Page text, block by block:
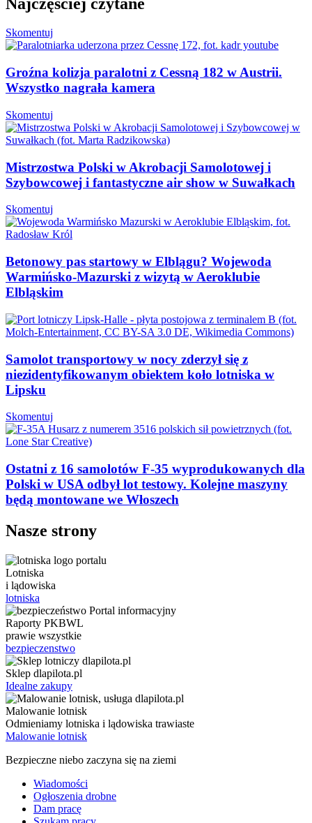
Skomentuj
Groźna kolizja paralotni z Cessną 182 w Austrii.
Wszystko nagrała kamera
Skomentuj
Mistrzostwa Polski w Akrobacji Samolotowej i
Szybowcowej i fantastyczne air show w Suwałkach
Skomentuj
Betonowy pas startowy w Elblągu? Wojewoda
Warmińsko-Mazurski z wizytą w Aeroklubie
Elbląskim
Samolot transportowy w nocy zderzył się z
niezidentyfikowanym obiektem koło lotniska w
Lipsku
Skomentuj
Ostatni z 16 samolotów F-35 wyprodukowanych dla
Polski w USA odbył lot testowy. Kolejne maszyny
będą montowane we Włoszech
Nasze strony
Lotniska
i lądowiska
lotniska
Raporty PKBWL
prawie wszystkie
bezpieczenstwo
Sklep dlapilota.pl
Idealne zakupy
Malowanie lotnisk
Odmieniamy lotniska i lądowiska trawiaste
Malowanie lotnisk
Bezpieczne niebo zaczyna się na ziemi
Wiadomości
Ogłoszenia drobne
Dam pracę